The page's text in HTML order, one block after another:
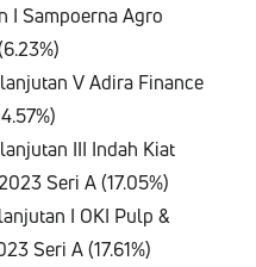
I Sampoerna Agro
V Adira Finance
III Indah Kiat
Seri A (17.05%)
I OKI Pulp &
Seri A (17.61%)